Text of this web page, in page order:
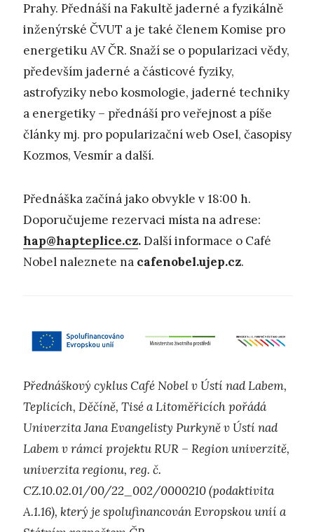
Prahy. Přednáší na Fakultě jaderné a fyzikálně
inženýrské ČVUT a je také členem Komise pro
energetiku AV ČR. Snaží se o popularizaci vědy,
především jaderné a částicové fyziky,
astrofyziky nebo kosmologie, jaderné techniky
a energetiky – přednáší pro veřejnost a píše
články mj. pro popularizační web Osel, časopisy
Kozmos, Vesmír a další.
Přednáška začíná jako obvykle v 18:00 h.
Doporučujeme rezervaci místa na adrese:
hap@hapteplice.cz.Další informace o Café
Nobel naleznete na cafenobel.ujep.cz.
Přednáškový cyklus Café Nobel v Ústí nad Labem,
Teplicích, Děčíně, Tisé a Litoměřicích pořádá
Univerzita Jana Evangelisty Purkyně v Ústí nad
Labem v rámci projektu RUR – Region univerzitě,
univerzita regionu, reg. č.
CZ.10.02.01/00/22_002/0000210 (podaktivita
A.1.16), který je spolufinancován Evropskou unií a